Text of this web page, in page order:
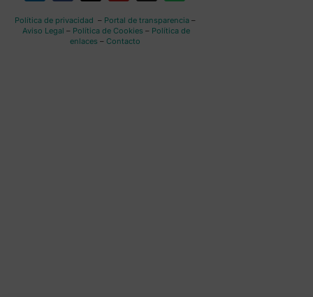
Política de privacidad – Portal de transparencia–
Aviso Legal – Política de Cookies – Política de
enlaces – Contacto